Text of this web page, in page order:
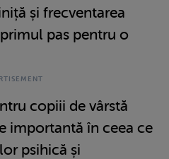
și frecventarea
pas pentru o
copiii de vârstă
importantă în ceea ce
psihică și